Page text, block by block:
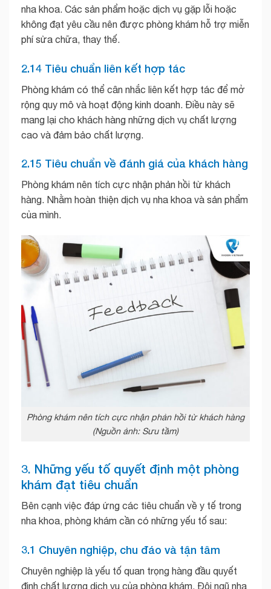
nha khoa. Các sản phẩm hoặc dịch vụ gặp lỗi hoặc
không đạt yêu cầu nên được phòng khám hỗ trợ miễn
phí sửa chữa, thay thế.
2.14 Tiêu chuẩn liên kết hợp tác
Phòng khám có thể cân nhắc liên kết hợp tác để mở
rộng quy mô và hoạt động kinh doanh. Điều này sẽ
mang lại cho khách hàng những dịch vụ chất lượng
cao và đảm bảo chất lượng.
2.15 Tiêu chuẩn về đánh giá của khách hàng
Phòng khám nên tích cực nhận phản hồi từ khách
hàng. Nhằm hoàn thiện dịch vụ nha khoa và sản phẩm
của mình.
Phòng khám nên tích cực nhận phản hồi từ khách hàng
(Nguồn ảnh: Sưu tầm)
3. Những yếu tố quyết định một phòng
khám đạt tiêu chuẩn
Bên cạnh việc đáp ứng các tiêu chuẩn về y tế trong
nha khoa, phòng khám cần có những yếu tố sau:
3.1 Chuyên nghiệp, chu đáo và tận tâm
Chuyên nghiệp là yếu tố quan trọng hàng đầu quyết
định chất lượng dịch vụ của phòng khám. Đội ngũ nha